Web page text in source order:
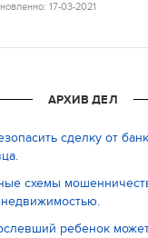
17-03-2021
АРХИВ ДЕЛ
сделку от
схемы
ребенок